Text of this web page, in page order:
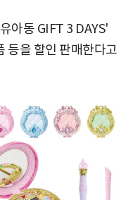
아동 GIFT 3 DAYS'
등을 할인 판매한다고